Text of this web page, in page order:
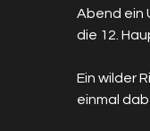
Abend ein
die 12.
Ein wilder
einmal